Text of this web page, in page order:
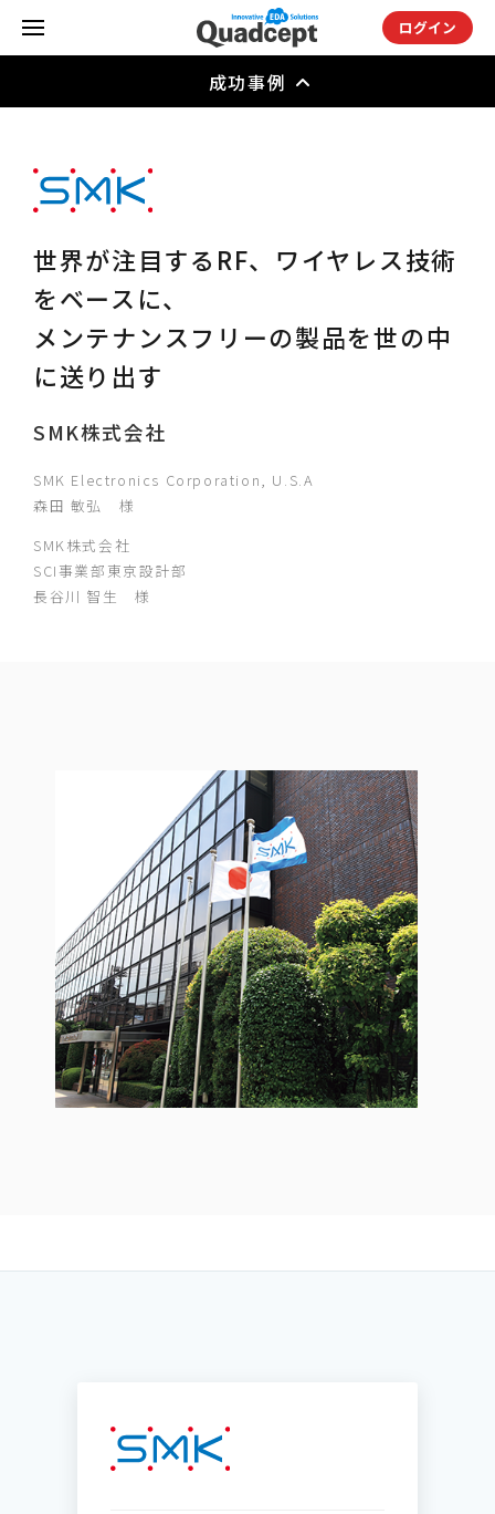
ログイン
成功事例
世界が注目するRF、ワイヤレス技術
をベースに、
メンテナンスフリーの製品を世の中
に送り出す
SMK株式会社
SMK Electronics Corporation, U.S.A
森田 敏弘 様
SMK株式会社
SCI事業部東京設計部
長谷川 智生 様